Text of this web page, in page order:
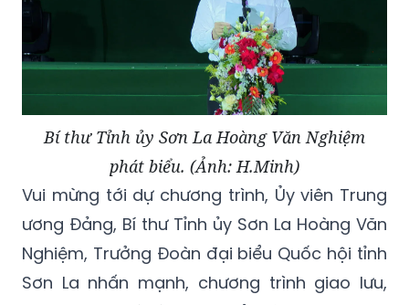
Bí thư Tỉnh ủy Sơn La Hoàng Văn Nghiệm
phát biểu. (Ảnh: H.Minh)
Vui mừng tới dự chương trình, Ủy viên Trung
ương Đảng, Bí thư Tỉnh ủy Sơn La Hoàng Văn
Nghiệm, Trưởng Đoàn đại biểu Quốc hội tỉnh
Sơn La nhấn mạnh, chương trình giao lưu,